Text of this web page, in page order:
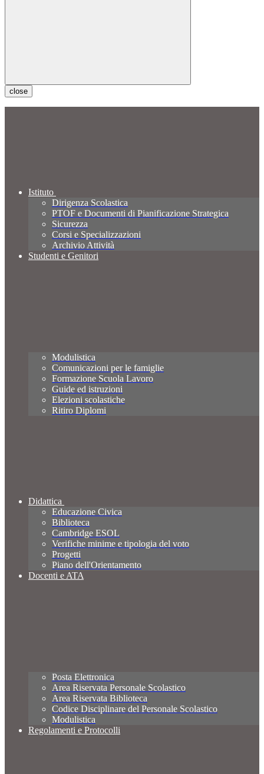
close
Istituto
Dirigenza Scolastica
PTOF e Documenti di Pianificazione Strategica
Sicurezza
Corsi e Specializzazioni
Archivio Attività
Studenti e Genitori
Modulistica
Comunicazioni per le famiglie
Formazione Scuola Lavoro
Guide ed istruzioni
Elezioni scolastiche
Ritiro Diplomi
Didattica
Educazione Civica
Biblioteca
Cambridge ESOL
Verifiche minime e tipologia del voto
Progetti
Piano dell'Orientamento
Docenti e ATA
Posta Elettronica
Area Riservata Personale Scolastico
Area Riservata Biblioteca
Codice Disciplinare del Personale Scolastico
Modulistica
Regolamenti e Protocolli